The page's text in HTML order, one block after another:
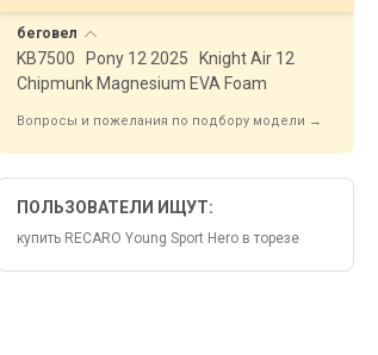
беговел
KB7500 Pony 12 2025
Knight Air 12
Chipmunk Magnesium EVA Foam
Вопросы и пожелания по подбору модели →
ПОЛЬЗОВАТЕЛИ ИЩУТ:
купить RECARO Young Sport Hero в торезе